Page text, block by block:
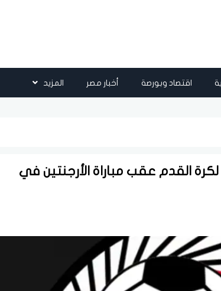
اقتصاد وبورصة أخبار مصر المزيد
القدم عقب مباراة الأرجنتين في